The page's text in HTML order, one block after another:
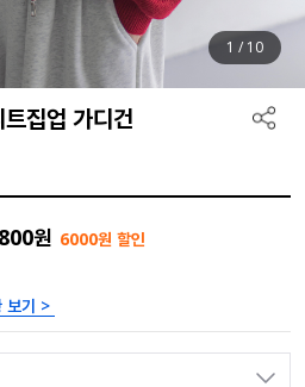
1 / 10
집업 가디건
원 6000원 할인
보기 >